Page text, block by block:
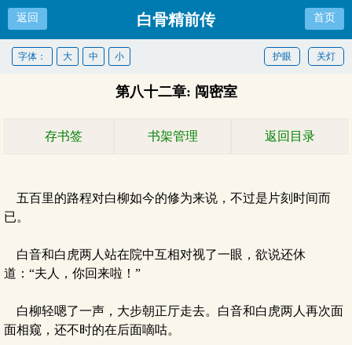
返回 白骨精前传 首页
关灯
护眼
字体： 大 中 小
第八十二章: 闯密室
存书签 书架管理 返回目录
五百里的路程对白柳如今的修为来说，不过是片刻时间而
已。
白音和白虎两人站在院中互相对视了一眼，欲说还休
道：“夫人，你回来啦！”
白柳轻嗯了一声，大步朝正厅走去。白音和白虎两人再次面
面相窥，还不时的在后面嘀咕。